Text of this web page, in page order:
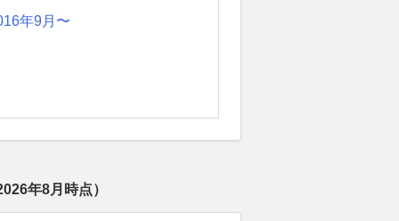
年9月〜
年8月 時点）